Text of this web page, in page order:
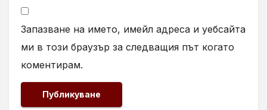
Запазване на името, имейл адреса и уебсайта
ми в този браузър за следващия път когато
коментирам.